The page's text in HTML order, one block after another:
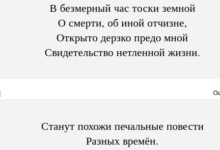
В безмерный час тоски земной
О смерти, об иной отчизне,
Открыто дерзко предо мной
Свидетельство нетленной жизни.
Станут похожи печальные повести
Разных времён.